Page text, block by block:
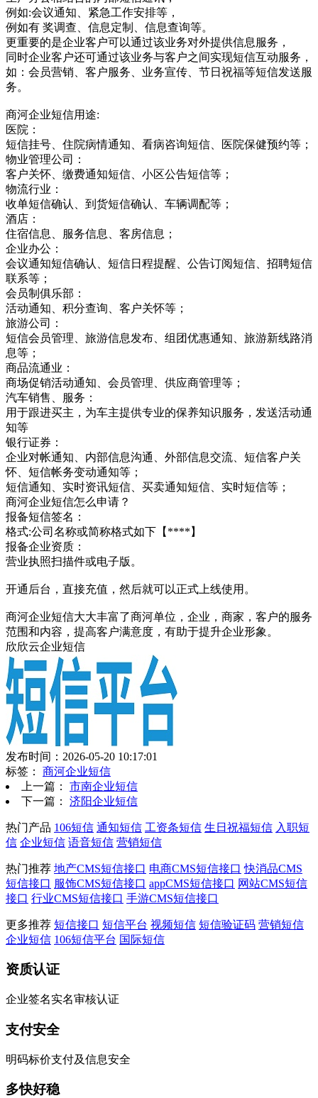
例如:会议通知、紧急工作安排等，
例如有 奖调查、信息定制、信息查询等。
更重要的是企业客户可以通过该业务对外提供信息服务，
同时企业客户还可通过该业务与客户之间实现短信互动服务，
如：会员营销、客户服务、业务宣传、节日祝福等短信发送服
务。
商河企业短信用途:
医院：
短信挂号、住院病情通知、看病咨询短信、医院保健预约等；
物业管理公司：
客户关怀、缴费通知短信、小区公告短信等；
物流行业：
收单短信确认、到货短信确认、车辆调配等；
酒店：
住宿信息、服务信息、客房信息；
企业办公：
会议通知短信确认、短信日程提醒、公告订阅短信、招聘短信
联系等；
会员制俱乐部：
活动通知、积分查询、客户关怀等；
旅游公司：
短信会员管理、旅游信息发布、组团优惠通知、旅游新线路消
息等；
商品流通业：
商场促销活动通知、会员管理、供应商管理等；
汽车销售、服务：
用于跟进买主，为车主提供专业的保养知识服务，发送活动通
知等
银行证券：
企业对帐通知、内部信息沟通、外部信息交流、短信客户关
怀、短信帐务变动通知等；
短信通知、实时资讯短信、买卖通知短信、实时短信等；
商河企业短信怎么申请？
报备短信签名：
格式:公司名称或简称格式如下【****】
报备企业资质：
营业执照扫描件或电子版。
开通后台，直接充值，然后就可以正式上线使用。
商河企业短信大大丰富了商河单位，企业，商家，客户的服务
范围和内容，提高客户满意度，有助于提升企业形象。
欣欣云企业短信
发布时间：2026-05-20 10:17:01
标签： 商河企业短信
上一篇： 市南企业短信
下一篇： 济阳企业短信
热门产品 106短信 通知短信 工资条短信 生日祝福短信 入职短
信 企业短信 语音短信 营销短信
热门推荐 地产CMS短信接口 电商CMS短信接口 快消品CMS
短信接口 服饰CMS短信接口 appCMS短信接口 网站CMS短信
接口 行业CMS短信接口 手游CMS短信接口
更多推荐 短信接口 短信平台 视频短信 短信验证码 营销短信
企业短信 106短信平台 国际短信
资质认证
企业签名实名审核认证
支付安全
明码标价支付及信息安全
多快好稳